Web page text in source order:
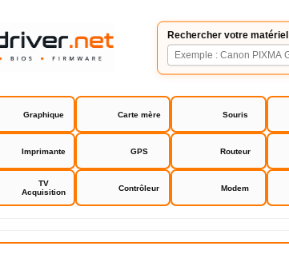
Rechercher votre matériel
Graphique Carte mère Souris
Imprimante GPS Routeur
TV
Acquisition
Contrôleur Modem
Acer Aspire 5920 driver